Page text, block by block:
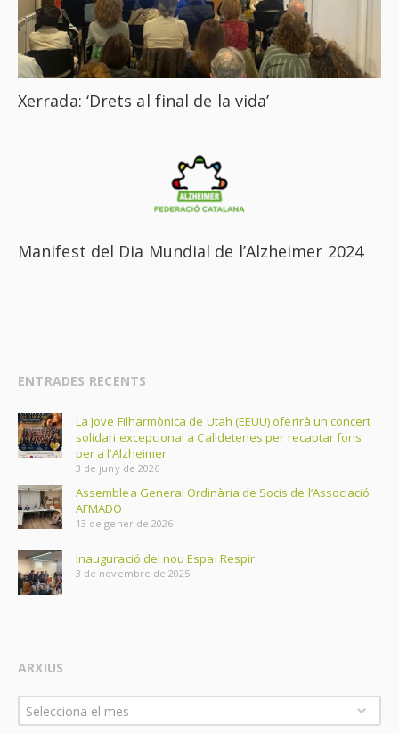
Xerrada: ‘Drets al final de la vida’
Manifest del Dia Mundial de l’Alzheimer 2024
ENTRADES RECENTS
La Jove Filharmònica de Utah (EEUU) oferirà un concert
solidari excepcional a Calldetenes per recaptar fons
per a l’Alzheimer
3 de juny de 2026
Assemblea General Ordinària de Socis de l’Associació
AFMADO
13 de gener de 2026
Inauguració del nou Espai Respir
3 de novembre de 2025
ARXIUS
Arxius
Selecciona el mes